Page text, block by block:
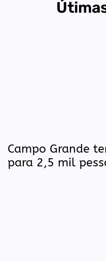
Campo Grande
para 2,5 mil